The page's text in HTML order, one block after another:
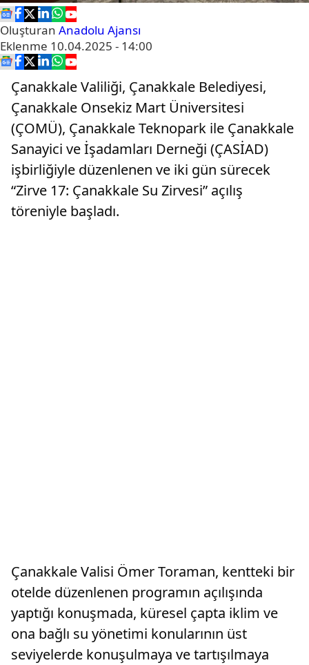
Oluşturan Anadolu Ajansı
Eklenme 10.04.2025 - 14:00
Çanakkale Valiliği, Çanakkale Belediyesi,
Çanakkale Onsekiz Mart Üniversitesi
(ÇOMÜ), Çanakkale Teknopark ile Çanakkale
Sanayici ve İşadamları Derneği (ÇASİAD)
işbirliğiyle düzenlenen ve iki gün sürecek
“Zirve 17: Çanakkale Su Zirvesi” açılış
töreniyle başladı.
Çanakkale Valisi Ömer Toraman, kentteki bir
otelde düzenlenen programın açılışında
yaptığı konuşmada, küresel çapta iklim ve
ona bağlı su yönetimi konularının üst
seviyelerde konuşulmaya ve tartışılmaya